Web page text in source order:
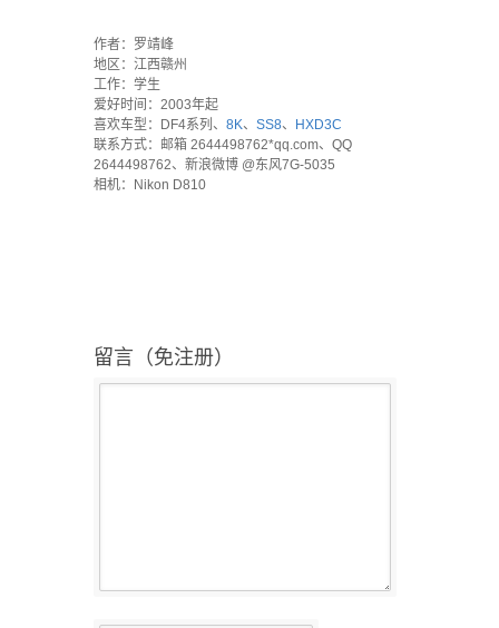
作者：罗靖峰
地区：江西赣州
工作：学生
爱好时间：2003年起
喜欢车型：DF4系列、 8K、 SS8、 HXD3C
联系方式：邮箱 2644498762*qq.com、QQ
2644498762、新浪微博 @东风7G-5035
相机：Nikon D810
留言（免注册）